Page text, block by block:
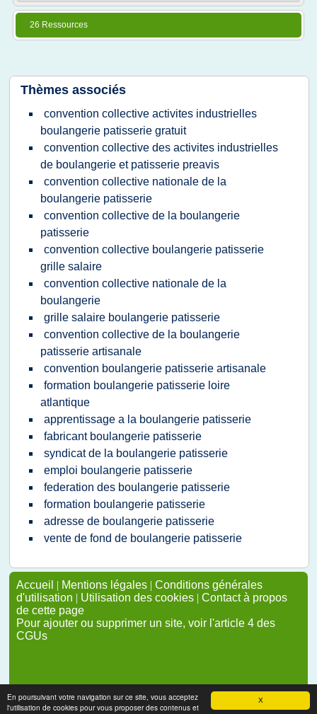
X
En poursuivant votre navigation sur ce site, vous acceptez
l'utilisation de cookies pour vous proposer des contenus et
26 Ressources
Thèmes associés
convention collective activites industrielles
boulangerie patisserie gratuit
convention collective des activites industrielles
de boulangerie et patisserie preavis
convention collective nationale de la
boulangerie patisserie
convention collective de la boulangerie
patisserie
convention collective boulangerie patisserie
grille salaire
convention collective nationale de la
boulangerie
grille salaire boulangerie patisserie
convention collective de la boulangerie
patisserie artisanale
convention boulangerie patisserie artisanale
formation boulangerie patisserie loire
atlantique
apprentissage a la boulangerie patisserie
fabricant boulangerie patisserie
syndicat de la boulangerie patisserie
emploi boulangerie patisserie
federation des boulangerie patisserie
formation boulangerie patisserie
adresse de boulangerie patisserie
vente de fond de boulangerie patisserie
Accueil | Mentions légales | Conditions générales
d'utilisation | Utilisation des cookies | Contact à propos
de cette page
Pour ajouter ou supprimer un site, voir l'article 4 des
CGUs